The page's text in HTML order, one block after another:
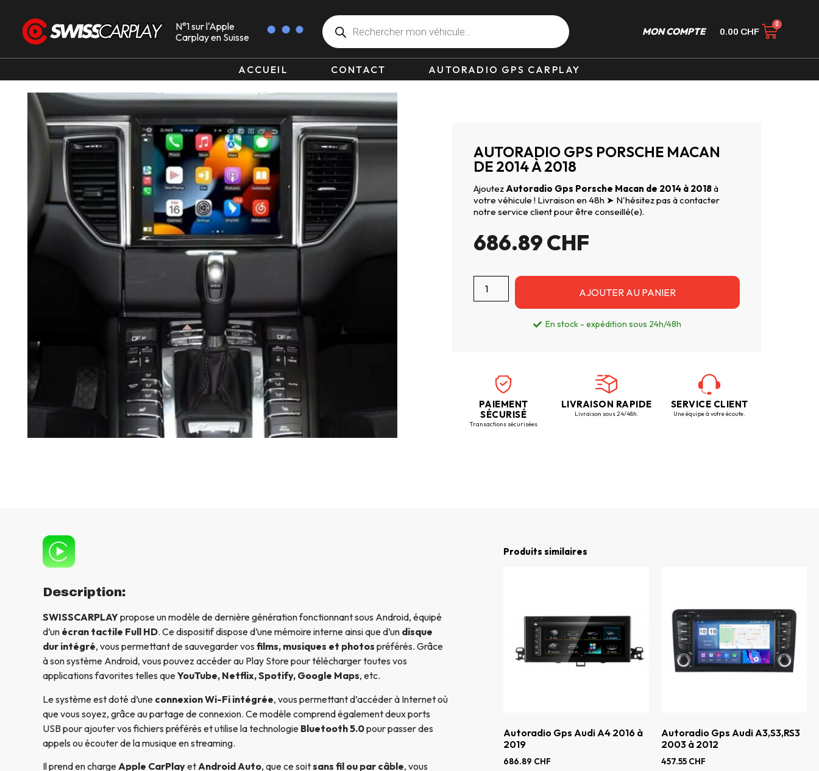
N°1 sur l'Apple
Carplay en Suisse
MON COMPTE 0.00 CHF
ACCUEIL CONTACT AUTORADIO GPS CARPLAY
AUTORADIO GPS PORSCHE MACAN
DE 2014 À 2018
AjoutezAutoradio Gps Porsche Macan de 2014 à 2018à
votre véhicule ! Livraison en 48h ➤ N'hésitez pas à contacter
notre service client pour être conseillé(e).
686.89CHF
AJOUTER AU PANIER
En stock - expédition sous 24h/48h
PAIEMENT
SÉCURISÉ
Transactions sécurisées
LIVRAISON RAPIDE
Livraison sous 24/48h.
SERVICE CLIENT
Une équipe à votre écoute.
Description:
SWISSCARPLAYpropose un modèle de dernière génération fonctionnant sous Android, équipé
d’un écran tactile Full HD. Ce dispositif dispose d’une mémoire interne ainsi que d’un disque
dur intégré, vous permettant de sauvegarder vos films, musiques et photos préférés. Grâce
à son système Android, vous pouvez accéder au Play Store pour télécharger toutes vos
applications favorites telles queYouTube, Netflix, Spotify, Google Maps, etc.
Le système est doté d’une connexion Wi-Fi intégrée, vous permettant d’accéder à Internet où
que vous soyez, grâce au partage de connexion. Ce modèle comprend également deux ports
USB pour ajouter vos fichiers préférés et utilise la technologie Bluetooth 5.0pour passer des
appels ou écouter de la musique en streaming.
Il prend en chargeApple CarPlayetAndroid Auto, que ce soitsans fil ou par câble, vous
Produits similaires
Autoradio Gps Audi A4 2016 à
2019
686.89 CHF
Autoradio Gps Audi A3,S3,RS3
2003 à 2012
457.55 CHF